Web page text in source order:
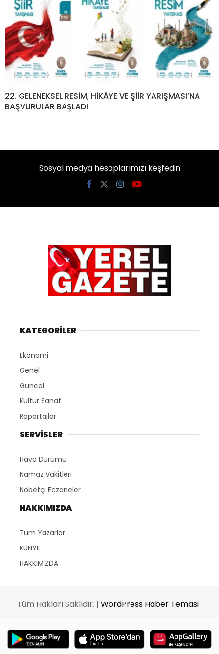
22. GELENEKSEL RESİM, HİKÂYE VE ŞİİR YARIŞMASI’NA
BAŞVURULAR BAŞLADI
Sosyal medya hesaplarımızı keşfedin
KATEGORİLER
Ekonomi
Genel
Güncel
Kültür Sanat
Röportajlar
SERVİSLER
Hava Durumu
Namaz Vakitleri
Nöbetçi Eczaneler
HAKKIMIZDA
Tüm Yazarlar
KÜNYE
HAKKIMIZDA
Tüm Hakları Saklıdır. | WordPress Haber Teması